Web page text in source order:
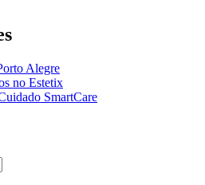
Alegre
no Estetix
SmartCare